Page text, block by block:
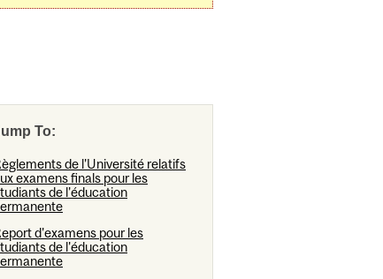
To:
de l'Université relatifs
examens finals pour les
de l'éducation
d'examens pour les
de l'éducation